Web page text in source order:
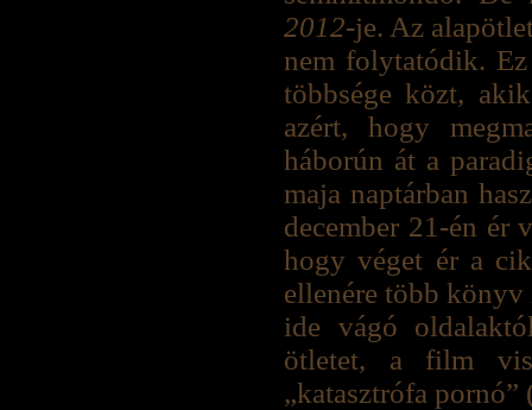
2012-je. Az
nem folytatódik.
többsége közt,
azért, hogy
háborún át a
maja naptárban
december 21-én ér
hogy véget ér a
ellenére több könyv
ide vágó
ötletet, a film
„katasztrófa